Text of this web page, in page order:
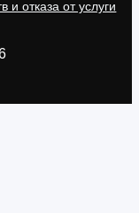
и отказа от услуги